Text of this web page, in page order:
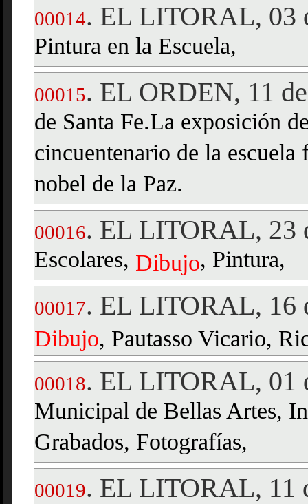
00014. EL LITORAL, 03
Pintura en la Escuela,
00015. EL ORDEN, 11
de Santa Fe.La exposición
cincuentenario de la
nobel de la Paz.
00016. EL LITORAL, 23
Escolares, Dibujo, Pintura,
00017. EL LITORAL, 16
Dibujo, Pautasso Vicario,
00018. EL LITORAL, 01
Municipal de Bellas Artes,
Grabados, Fotografías,
00019. EL LITORAL, 11